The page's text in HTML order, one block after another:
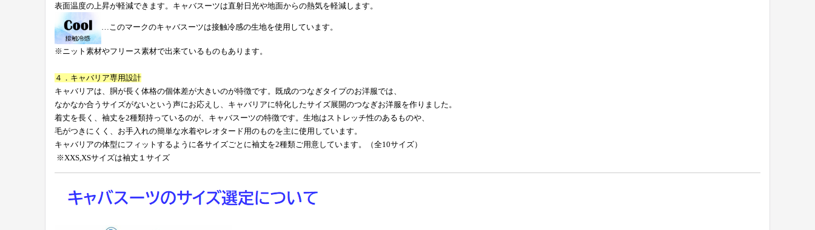
表面温度の上昇が軽減できます。キャバスーツは直射日光や地面からの熱気を軽減します。
…このマークのキャバスーツは接触冷感の生地を使用しています。
※ニット素材やフリース素材で出来ているものもあります。
４．キャバリア専用設計
キャバリアは、胴が長く体格の個体差が大きいのが特徴です。既成のつなぎタイプのお洋服では、
なかなか合うサイズがないという声にお応えし、キャバリアに特化したサイズ展開のつなぎお洋服を作りました。
着丈を長く、袖丈を2種類持っているのが、キャバスーツの特徴です。生地はストレッチ性のあるものや、
毛がつきにくく、お手入れの簡単な水着やレオタード用のものを主に使用しています。
キャバリアの体型にフィットするように各サイズごとに袖丈を2種類ご用意しています。（全10サイズ）
※XXS,XSサイズは袖丈１サイズ